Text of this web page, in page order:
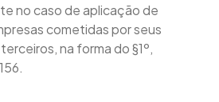
no caso de aplicação de
cometidas por seus
na forma do §1º,